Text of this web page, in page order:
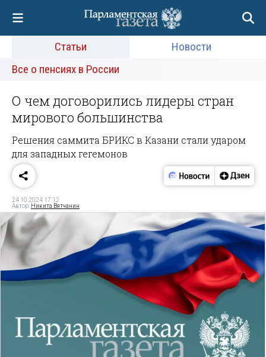
Статьи
Новости
Все о пенсиях в России
О чем договорились лидеры стран
мирового большинства
Решения саммита БРИКС в Казани стали ударом
для западных гегемонов
24.10.2024 17:12
Автор: Никита Вятчанин